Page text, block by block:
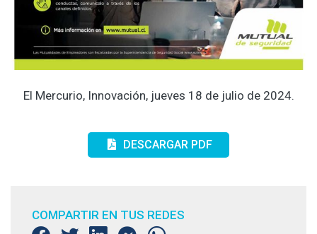
El Mercurio, Innovación, jueves 18 de julio de 2024.
DESCARGAR PDF
COMPARTIR EN TUS REDES